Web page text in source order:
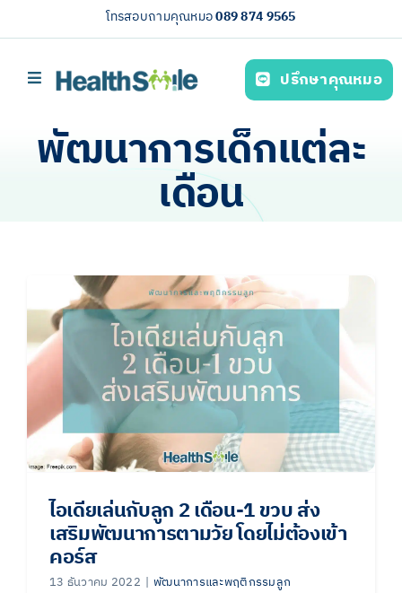
to
โทรสอบถามคุณหมอ089 874 9565
Toggle
บริการของเรา (Our services)
ไทย
ปรึกษาคุณหมอ
พัฒนาการเด็กแต่ละ
เดือน
ไอเดียเล่นกับลูก 2 เดือน-1 ขวบ ส่ง
เสริมพัฒนาการตามวัย โดยไม่ต้องเข้า
คอร์ส
13 ธันวาคม 2022 | พัฒนาการและพฤติกรรมลูก